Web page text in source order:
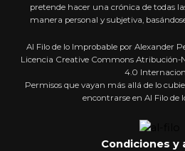
pretende hacer una crónica de todas
manera personal y subjetiva,
Al Filo de lo Improbable por Alexander
Licencia Creative Commons
4.0
Permisos que vayan más allá de lo
encontrarse en Al Filo de
Condiciones y